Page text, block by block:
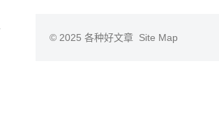
© 2025 各种好文章 Site Map